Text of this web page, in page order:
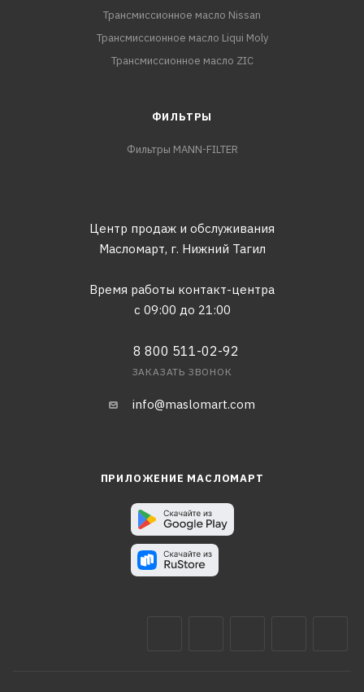
Трансмиссионное масло Nissan
Трансмиссионное масло Liqui Moly
Трансмиссионное масло ZIC
ФИЛЬТРЫ
Фильтры MANN-FILTER
Центр продаж и обслуживания
Масломарт, г. Нижний Тагил
Время работы контакт-центра
с 09:00 до 21:00
8 800 511-02-92
ЗАКАЗАТЬ ЗВОНОК
info@maslomart.com
ПРИЛОЖЕНИЕ МАСЛОМАРТ